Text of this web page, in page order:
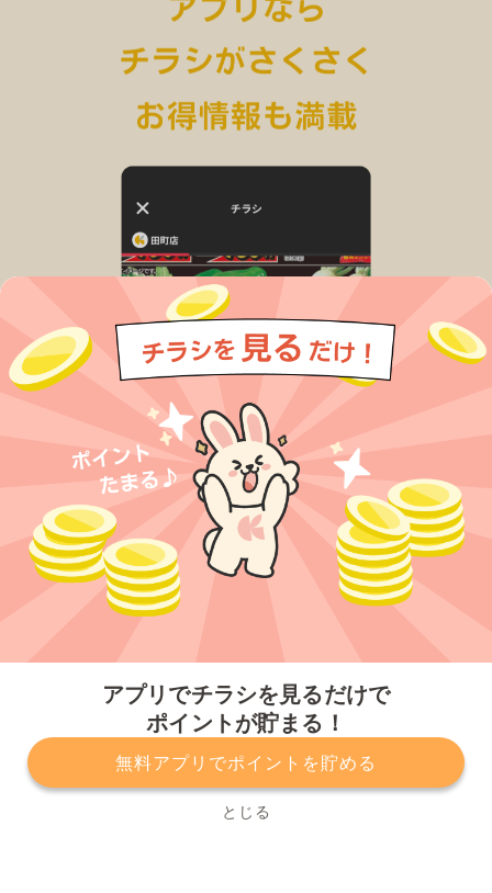
アプリでチラシを見るだけで
ポイントが貯まる！
無料アプリでポイントを貯める
とじる
プライバシーポリシー 利用規約
運営会社
サービスに関してのお問い合わせ